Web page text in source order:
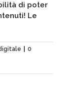
di poter
Le
0